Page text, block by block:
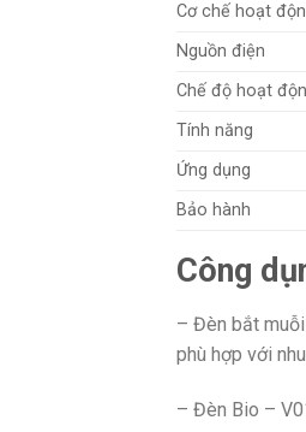
Cơ chế hoạt
Nguồn điện
Chế độ hoạt
Tính năng
Ứng dụng
Bảo hành
Công
– Đèn bắt
phù hợp với
– Đèn Bio –